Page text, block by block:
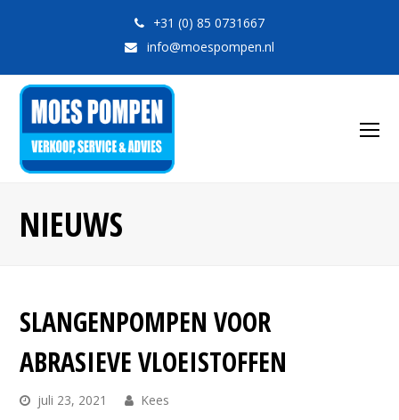
+31 (0) 85 0731667
info@moespompen.nl
NIEUWS
SLANGENPOMPEN VOOR
ABRASIEVE VLOEISTOFFEN
juli 23, 2021 Kees